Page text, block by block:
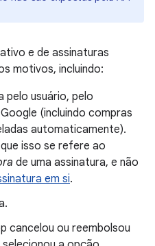
e de assinaturas
motivos, incluindo:
pelo usuário, pelo
(incluindo compras
automaticamente).
isso se refere ao
de uma assinatura, e não
em si.
cancelou ou reembolsou